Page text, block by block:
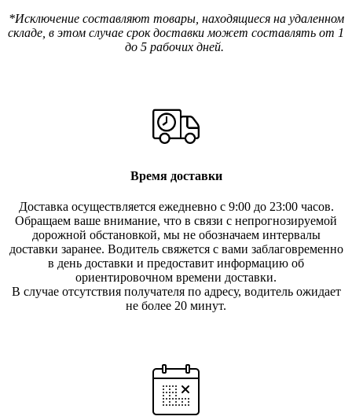
*Исключение составляют товары, находящиеся на удаленном
складе, в этом случае срок доставки может составлять от 1
до 5 рабочих дней.
Время доставки
Доставка осуществляется ежедневно с 9:00 до 23:00 часов.
Обращаем ваше внимание, что в связи с непрогнозируемой
дорожной обстановкой, мы не обозначаем интервалы
доставки заранее. Водитель свяжется с вами заблаговременно
в день доставки и предоставит информацию об
ориентировочном времени доставки.
В случае отсутствия получателя по адресу, водитель ожидает
не более 20 минут.